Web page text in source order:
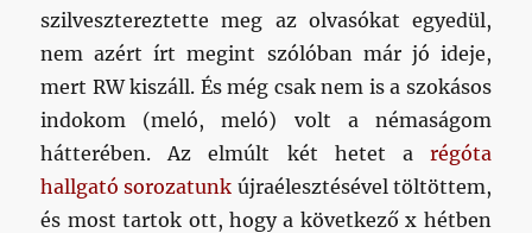
szilvesztereztette meg az olvasókat egyedül,
nem azért írt megint szólóban már jó ideje,
mert RW kiszáll. És még csak nem is a szokásos
indokom (meló, meló) volt a némaságom
hátterében. Az elmúlt két hetet a régóta
hallgató sorozatunk újraélesztésével töltöttem,
és most tartok ott, hogy a következő x hétben